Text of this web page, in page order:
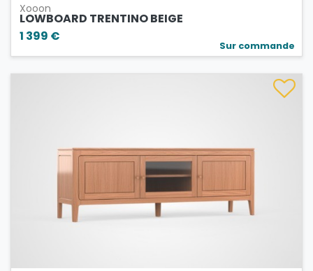
Xooon
LOWBOARD TRENTINO BEIGE
1 399 €
Sur commande